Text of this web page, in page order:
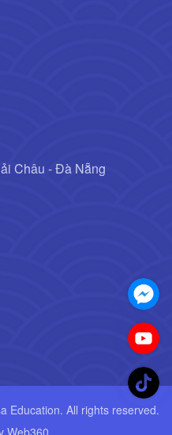
Châu - Đà Nẵng
Education. All rights reserved.